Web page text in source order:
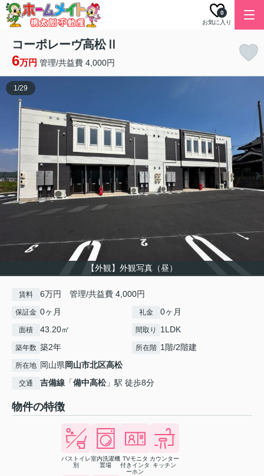
お気に入り
0
コーポレーヴ高松Ⅱ
6万円 管理/共益費 4,000円
【外観】外観写真（昼）
1/29
賃料 6万円 管理/共益費 4,000円
保証金 0ヶ月 礼金 0ヶ月
面積 43.20㎡ 間取り 1LDK
築年数 築2年 所在階 1階/2階建
所在地 岡山県岡山市北区高松
交通 吉備線 「備中高松」駅 徒歩8分
物件の特徴
バストイレ
別
室内洗濯機
置場
TVモニタ
付きインタ
ーホン
カウンター
キッチン